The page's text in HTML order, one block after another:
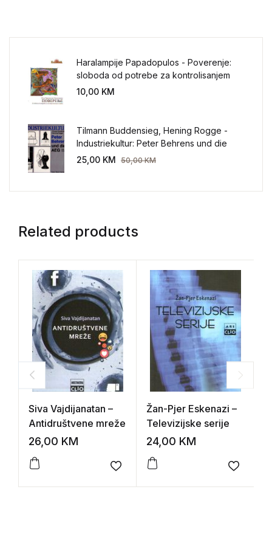
Haralampije Papadopulos - Poverenje:
sloboda od potrebe za kontrolisanjem
sveta
10,00 KM
Tilmann Buddensieg, Hening Rogge -
Industriekultur: Peter Behrens und die
AEG 1907-1914.
25,00 KM 50,00KM
Related products
Siva Vajdijanatan –
Antidruštvene mreže
26,00 KM
Add to wishlist
Žan-Pjer Eskenazi –
Televizijske serije
24,00 KM
Add to